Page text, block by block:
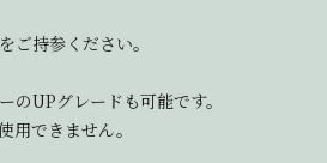
ご持参ください。
のUPグレードも可能です。
用できません。